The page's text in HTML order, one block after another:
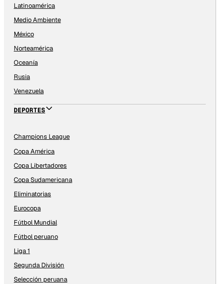
Latinoamérica
Medio Ambiente
México
Norteamérica
Oceanía
Rusia
Venezuela
DEPORTES
Champions League
Copa América
Copa Libertadores
Copa Sudamericana
Eliminatorias
Eurocopa
Fútbol Mundial
Fútbol peruano
Liga 1
Segunda División
Selección peruana